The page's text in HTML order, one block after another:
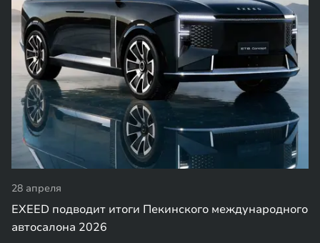
28 апреля
EXEED подводит итоги Пекинского международного
автосалона 2026